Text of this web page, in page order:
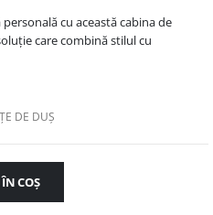
cu această cabina de
care combină stilul cu
DE DUȘ
COȘ